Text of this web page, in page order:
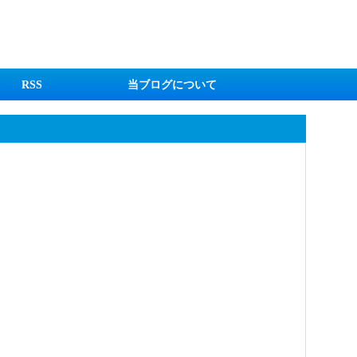
RSS 当ブログについて